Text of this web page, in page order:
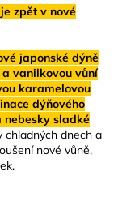
zpět v nové
japonské dýně
vanilkovou vůní
karamelovou
dýňového
nebesky sladké
chladných dnech a
nové vůně,